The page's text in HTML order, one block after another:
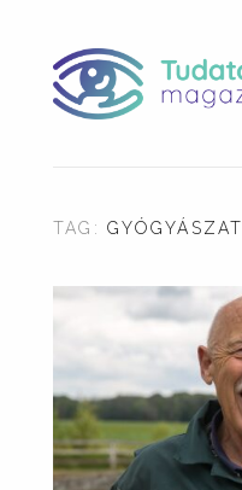
TAG:GYÓGYÁSZAT